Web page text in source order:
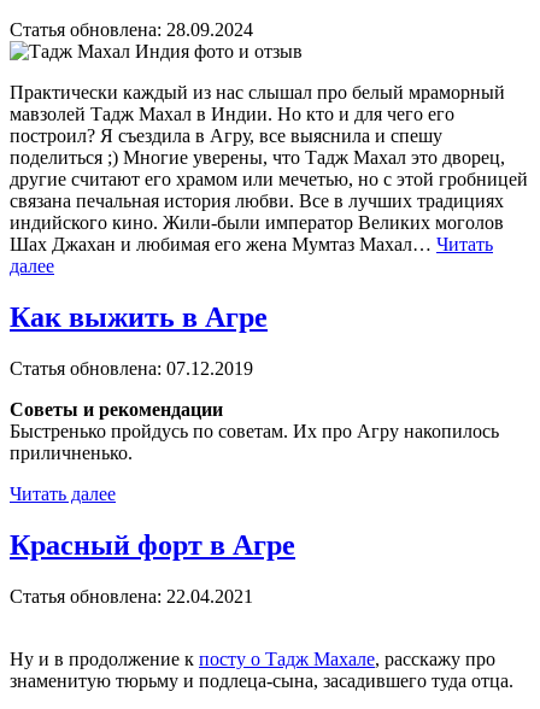
Статья обновлена: 28.09.2024
Практически каждый из нас слышал про белый мраморный
мавзолей Тадж Махал в Индии. Но кто и для чего его
построил? Я съездила в Агру, все выяснила и спешу
поделиться ;) Многие уверены, что Тадж Махал это дворец,
другие считают его храмом или мечетью, но с этой гробницей
связана печальная история любви. Все в лучших традициях
индийского кино. Жили-были император Великих моголов
Шах Джахан и любимая его жена Мумтаз Махал… Читать
далее
Как выжить в Агре
Статья обновлена: 07.12.2019
Советы и рекомендации
Быстренько пройдусь по советам. Их про Агру накопилось
приличненько.
Читать далее
Красный форт в Агре
Статья обновлена: 22.04.2021
Ну и в продолжение к посту о Тадж Махале, расскажу про
знаменитую тюрьму и подлеца-сына, засадившего туда отца.